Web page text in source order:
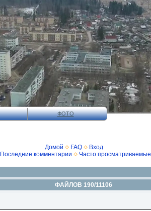
ФОТО
Домой FAQ
Вход
Последние комментарии Часто просматриваемые
ФАЙЛОВ 190/11106